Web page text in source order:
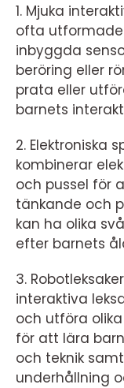
1. Mjuka
ofta
inbyggda
beröring eller
prata eller
barnets
2. Elektroniska
kombinerar
och pussel för
tänkande och
kan ha olika
efter barnets
3.
interaktiva
och utföra
för att lära
och teknik
underhållning